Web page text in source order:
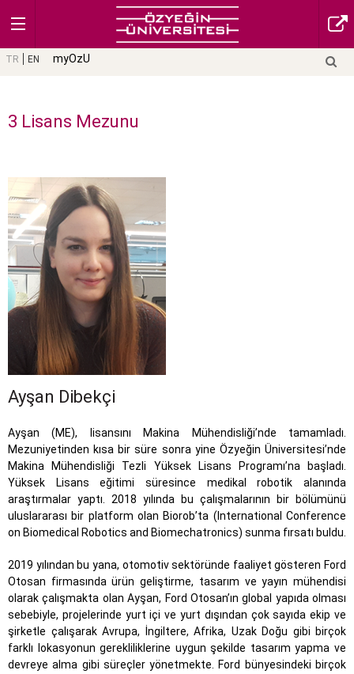
TR EN myOzU
3 Lisans Mezunu
Ayşan Dibekçi
Ayşan (ME), lisansını Makina Mühendisliği’nde tamamladı.
Mezuniyetinden kısa bir süre sonra yine Özyeğin Üniversitesi’nde
Makina Mühendisliği Tezli Yüksek Lisans Programı’na başladı.
Yüksek Lisans eğitimi süresince medikal robotik alanında
araştırmalar yaptı. 2018 yılında bu çalışmalarının bir bölümünü
uluslararası bir platform olan Biorob’ta (International Conference
on Biomedical Robotics and Biomechatronics) sunma fırsatı buldu.
2019 yılından bu yana, otomotiv sektöründe faaliyet gösteren Ford
Otosan firmasında ürün geliştirme, tasarım ve yayın mühendisi
olarak çalışmakta olan Ayşan, Ford Otosan’ın global yapıda olması
sebebiyle, projelerinde yurt içi ve yurt dışından çok sayıda ekip ve
şirketle çalışarak Avrupa, İngiltere, Afrika, Uzak Doğu gibi birçok
farklı lokasyonun gerekliliklerine uygun şekilde tasarım yapma ve
devreye alma gibi süreçler yönetmekte. Ford bünyesindeki birçok